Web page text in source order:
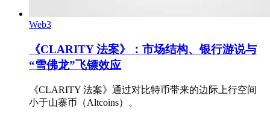
Web3
《CLARITY 法案》：市场结构、银行游说与
“雪佛龙”飞镖效应
《CLARITY 法案》通过对比特币带来的边际上行空间
小于山寨币（Altcoins）。